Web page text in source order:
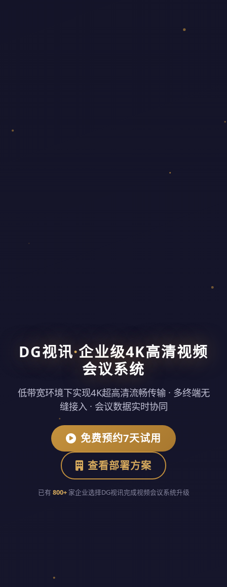
DG视讯·企业级4K高清视频
会议系统
低带宽环境下实现4K超高清流畅传输 · 多终端无
缝接入 · 会议数据实时协同
免费预约7天试用
查看部署方案
已有 800+家企业选择DG视讯完成视频会议系统升级